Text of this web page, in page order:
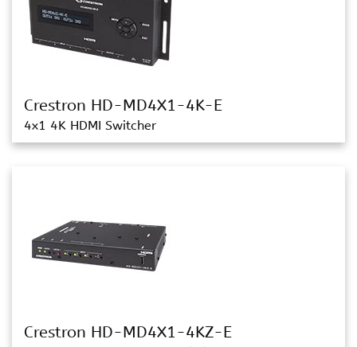
Crestron HD-MD4X1-4K-E
4x1 4K HDMI Switcher
Crestron HD-MD4X1-4KZ-E